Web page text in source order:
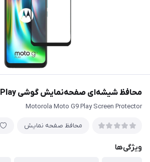
محافظ شیشه‌ای صفحه‌‌‌‌‎نمایش گوشی Moto G9 Play موتورولا
Motorola Moto G9 Play Screen Protector
محافظ صفحه نمایش
ویژگی‌ها